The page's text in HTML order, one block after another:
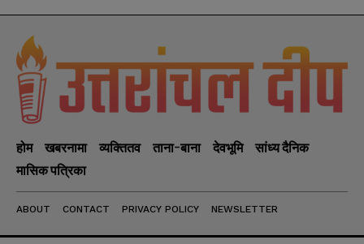
होम खबरनामा व्यक्तितव ताना-बाना देवभूमि
सांध्य दैनिक
मासिक पत्रिका
ABOUT CONTACT PRIVACY POLICY NEWSLETTER